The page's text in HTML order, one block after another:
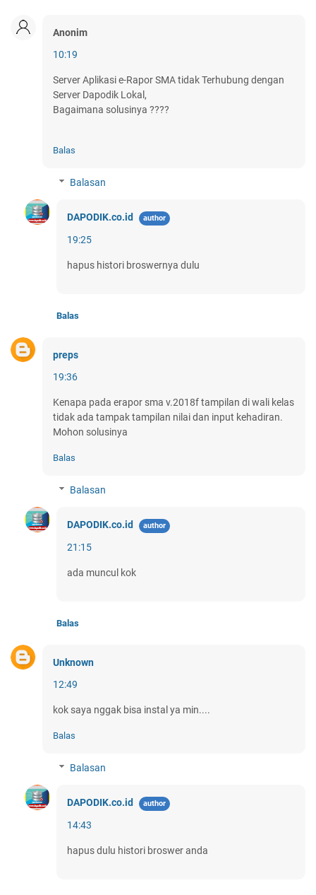
Anonim
10:19
Server Aplikasi e-Rapor SMA tidak Terhubung dengan
Server Dapodik Lokal,
Bagaimana solusinya ????
Balas
Balasan
DAPODIK.co.id
19:25
hapus histori broswernya dulu
Balas
preps
19:36
Kenapa pada erapor sma v.2018f tampilan di wali kelas
tidak ada tampak tampilan nilai dan input kehadiran.
Mohon solusinya
Balas
Balasan
DAPODIK.co.id
21:15
ada muncul kok
Balas
Unknown
12:49
kok saya nggak bisa instal ya min....
Balas
Balasan
DAPODIK.co.id
14:43
hapus dulu histori broswer anda